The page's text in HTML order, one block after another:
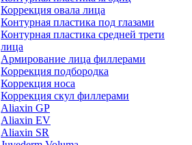
Коррекция овала лица
Контурная пластика под глазами
Контурная пластика средней трети
лица
Армирование лица филлерами
Коррекция подбородка
Коррекция носа
Коррекция скул филлерами
Aliaxin GP
Aliaxin EV
Aliaxin SR